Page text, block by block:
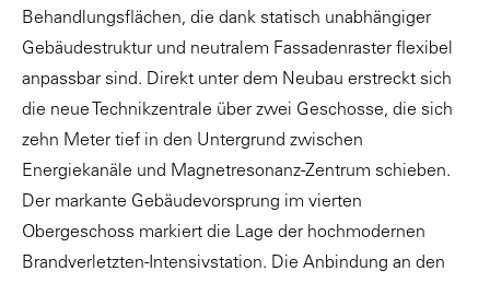
Behandlungsflächen, die dank statisch unabhängiger
Gebäudestruktur und neutralem Fassadenraster flexibel
anpassbar sind. Direkt unter dem Neubau erstreckt sich
die neue Technikzentrale über zwei Geschosse, die sich
zehn Meter tief in den Untergrund zwischen
Energiekanäle und Magnetresonanz-Zentrum schieben.
Der markante Gebäudevorsprung im vierten
Obergeschoss markiert die Lage der hochmodernen
Brandverletzten-Intensivstation. Die Anbindung an den